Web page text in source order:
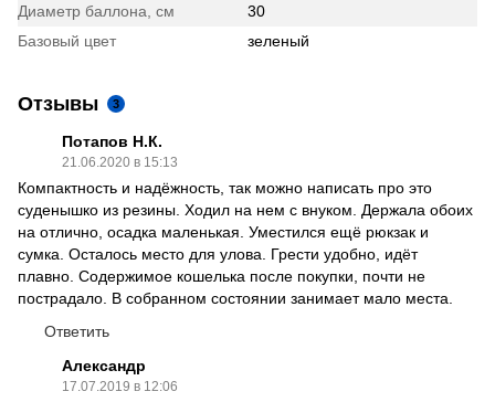
Диаметр баллона, см
30
Базовый цвет
зеленый
Отзывы 3
Потапов Н.К.
21.06.2020 в 15:13
Компактность и надёжность, так можно написать про это
суденышко из резины. Ходил на нем с внуком. Держала обоих
на отлично, осадка маленькая. Уместился ещё рюкзак и
сумка. Осталось место для улова. Грести удобно, идёт
плавно. Содержимое кошелька после покупки, почти не
пострадало. В собранном состоянии занимает мало места.
Ответить
Александр
17.07.2019 в 12:06